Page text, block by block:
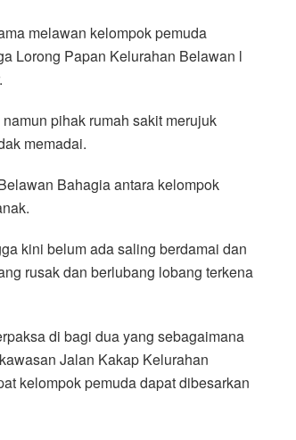
melawan kelompok pemuda
Lorong Papan Kelurahan Belawan l
pihak rumah sakit merujuk
memadai.
Bahagia antara kelompok
kini belum ada saling berdamai dan
rusak dan berlubang lobang terkena
di bagi dua yang sebagaimana
Jalan Kakap Kelurahan
kelompok pemuda dapat dibesarkan